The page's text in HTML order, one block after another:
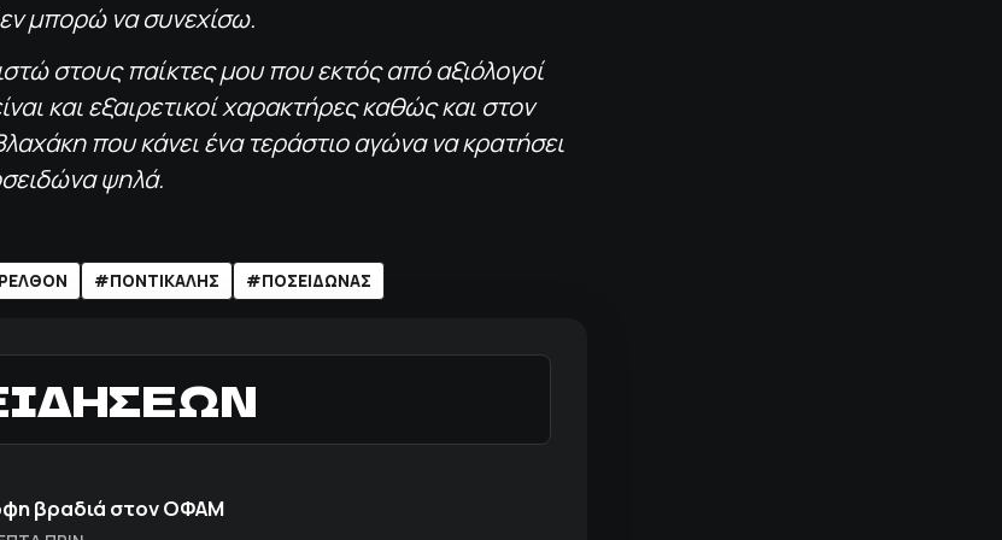
μπορώ να συνεχίσω.
στους παίκτες μου που εκτός από αξιόλογοί
και εξαιρετικοί χαρακτήρες καθώς και στον
που κάνει ένα τεράστιο αγώνα να κρατήσει
ψηλά.
#ΠΟΝΤΙΚΑΛΗΣ #ΠΟΣΕΙΔΏΝΑΣ
βραδιά στον ΟΦΑΜ